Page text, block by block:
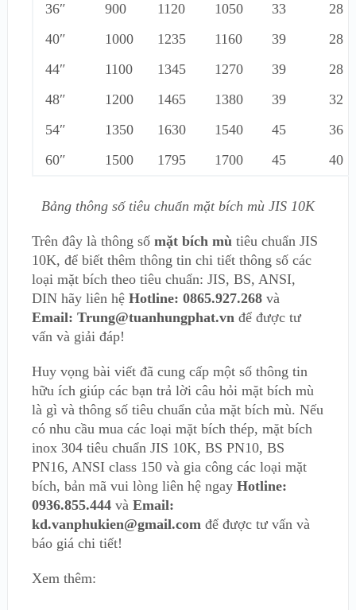
36″
900 1120 1050 33
28
40″
1000 1235 1160 39
28
44″
1100 1345 1270 39
28
48″
1200 1465 1380 39
32
54″
1350 1630 1540 45
36
60″
1500 1795 1700 45 40
Bảng thông số tiêu chuẩn mặt bích mù JIS 10K
Trên đây là thông số mặt bích mùtiêu chuẩn JIS
10K, để biết thêm thông tin chi tiết thông số các
loại mặt bích theo tiêu chuẩn: JIS, BS, ANSI,
DIN hãy liên hệ Hotline: 0865.927.268và
Email: Trung@tuanhungphat.vnđể được tư
vấn và giải đáp!
Huy vọng bài viết đã cung cấp một số thông tin
hữu ích giúp các bạn trả lời câu hỏi mặt bích mù
là gì và thông số tiêu chuẩn của mặt bích mù. Nếu
có nhu cầu mua các loại mặt bích thép, mặt bích
inox 304 tiêu chuẩn JIS 10K, BS PN10, BS
PN16, ANSI class 150 và gia công các loại mặt
bích, bản mã vui lòng liên hệ ngay Hotline:
0936.855.444và Email:
kd.vanphukien@gmail.comđể được tư vấn và
báo giá chi tiết!
Xem thêm: